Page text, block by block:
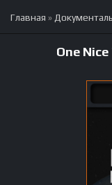
Главная »
One